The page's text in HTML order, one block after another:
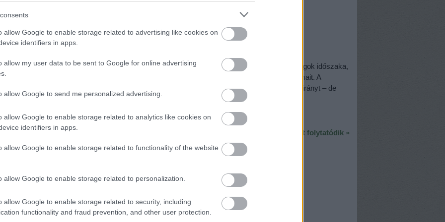
allow Google to enable storage related to advertising like cookies on
identifiers in apps.
allow my user data to be sent to Google for online advertising
allow Google to send me personalized advertising.
allow Google to enable storage related to analytics like cookies on
identifiers in apps.
allow Google to enable storage related to functionality of the website
allow Google to enable storage related to personalization.
allow Google to enable storage related to security, including
functionality and fraud prevention, and other user protection.
:-(((
2019. június 27. 06:30
Hazalátogató magyarok
Lassan Nyugat-Európában is elkezdődik majd a nyári szabadságok időszaka,
ilyenkor mindenki megindul kipihenni az év első felének fáradalmait. A
határátkelők közül sokan ilyenkor Magyarország felé veszik az irányt – de
vajon milyennek látják az országot, milyen tapasztalatokat…
160komment A poszt folytatódik »